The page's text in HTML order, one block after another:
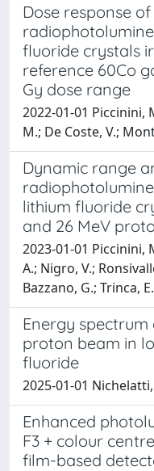
Dose response
fluoride crystals
reference 60Co
Gy dose range
2022-01-01 Piccinini,
M.; De Coste, V.;
Dynamic range
lithium fluoride
and 26 MeV
2023-01-01 Piccinini,
A.; Nigro, V.;
Bazzano, G.; Trinca,
Energy
proton beam in
fluoride
2025-01-01 Nichelatti,
Enhanced
F3 + colour
film-based